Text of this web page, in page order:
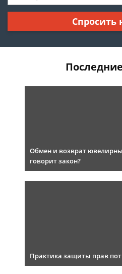
Спросить
Обмен и возврат
говорит закон?
Практика защиты прав